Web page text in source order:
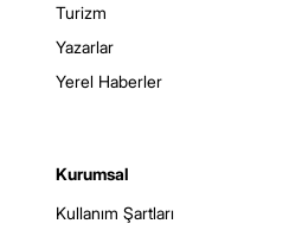
Turizm
Yazarlar
Yerel Haberler
Kurumsal
Kullanım Şartları